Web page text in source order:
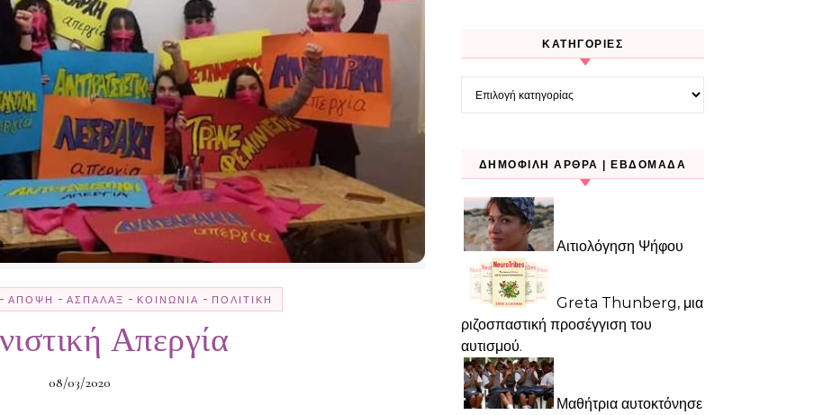
- ΆΠΟΨΗ - ΑΣΠΆΛΑΞ - ΚΟΙΝΩΝΊΑ - ΠΟΛΙΤΙΚΉ
Απεργία
08/03/2020
KΑΤΗΓΟΡΊΕΣ
Kατηγορίες
ΔΗΜΟΦΙΛΉ ΆΡΘΡΑ | ΕΒΔΟΜΆΔΑ
Αιτιολόγηση Ψήφου
Greta Thunberg, μια
ριζοσπαστική προσέγγιση του
αυτισμού.
Μαθήτρια αυτοκτόνησε